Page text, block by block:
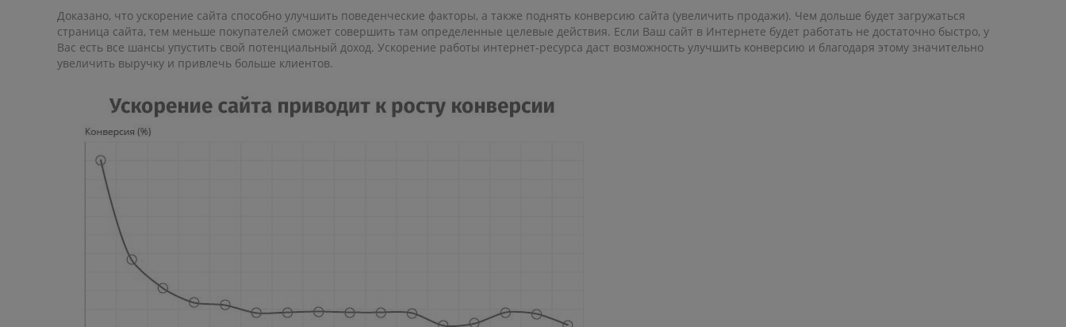
Доказано, что ускорение сайта способно улучшить поведенческие факторы, а также поднять конверсию сайта (увеличить продажи). Чем дольше будет загружаться
страница сайта, тем меньше покупателей сможет совершить там определенные целевые действия. Если Ваш сайт в Интернете будет работать не достаточно быстро, у
Вас есть все шансы упустить свой потенциальный доход. Ускорение работы интернет-ресурса даст возможность улучшить конверсию и благодаря этому значительно
увеличить выручку и привлечь больше клиентов.